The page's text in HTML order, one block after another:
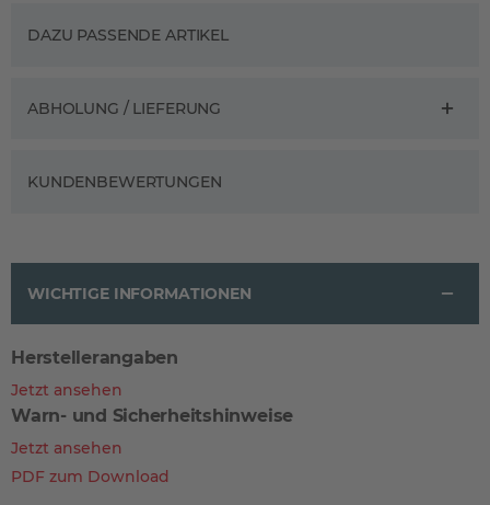
DAZU PASSENDE ARTIKEL
ABHOLUNG / LIEFERUNG
KUNDENBEWERTUNGEN
WICHTIGE INFORMATIONEN
Herstellerangaben
Jetzt ansehen
Warn- und Sicherheitshinweise
Jetzt ansehen
PDF zum Download